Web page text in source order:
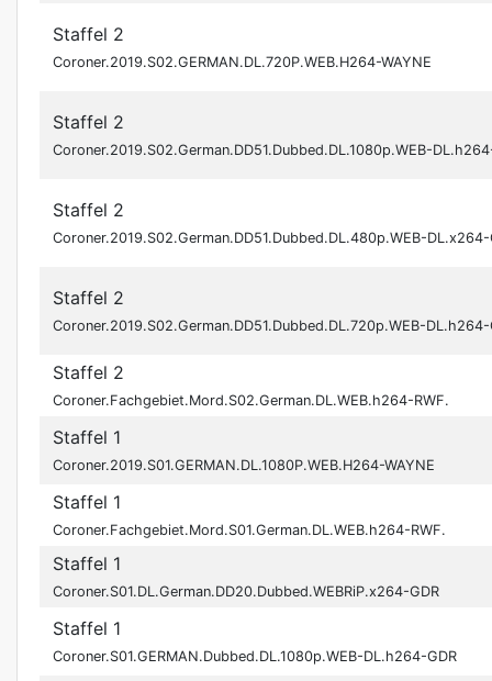
Staffel 2
Coroner.2019.S02.GERMAN.DL.720P.WEB.H264-WAYNE
Staffel 2
Coroner.2019.S02.German.DD51.Dubbed.DL.1080p.WEB-
Staffel 2
Coroner.2019.S02.German.DD51.Dubbed.DL.480p.WEB-DL.x264-
Staffel 2
Coroner.2019.S02.German.DD51.Dubbed.DL.720p.WEB-DL.h264-
Staffel 2
Coroner.Fachgebiet.Mord.S02.German.DL.WEB.h264-RWF.
Staffel 1
Coroner.2019.S01.GERMAN.DL.1080P.WEB.H264-WAYNE
Staffel 1
Coroner.Fachgebiet.Mord.S01.German.DL.WEB.h264-RWF.
Staffel 1
Coroner.S01.DL.German.DD20.Dubbed.WEBRiP.x264-GDR
Staffel 1
Coroner.S01.GERMAN.Dubbed.DL.1080p.WEB-DL.h264-GDR